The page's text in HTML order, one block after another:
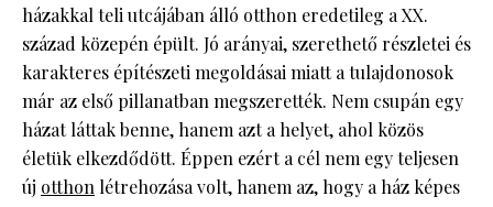
házakkal teli utcájában álló otthon eredetileg a XX.
század közepén épült. Jó arányai, szerethető részletei és
karakteres építészeti megoldásai miatt a tulajdonosok
már az első pillanatban megszerették. Nem csupán egy
házat láttak benne, hanem azt a helyet, ahol közös
életük elkezdődött. Éppen ezért a cél nem egy teljesen
új otthon létrehozása volt, hanem az, hogy a ház képes